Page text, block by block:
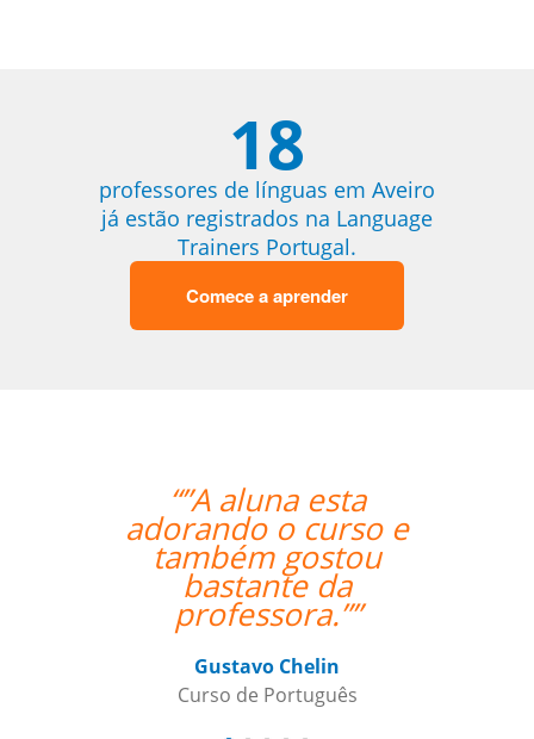
18
professores de línguas em Aveiro
já estão registrados na Language
Trainers Portugal.
Comece a aprender
“”A aluna esta
adorando o curso e
também gostou
bastante da
professora.””
Gustavo Chelin
Curso de Português
“”My
getting
your support.
great
his teaching